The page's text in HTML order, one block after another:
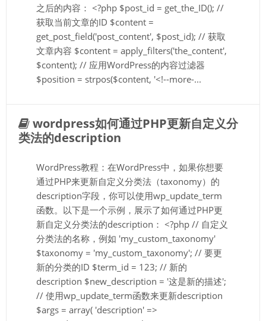
之后的内容： <?php $post_id = get_the_ID(); //
获取当前文章的ID $content =
get_post_field('post_content', $post_id); // 获取
文章内容 $content = apply_filters('the_content',
$content); // 应用WordPress的内容过滤器
$position = strpos($content, '<!--more-...
wordpress如何通过PHP更新自定义分
类法的description
WordPress教程：在WordPress中，如果你想要
通过PHP来更新自定义分类法（taxonomy）的
description字段，你可以使用wp_update_term
函数。以下是一个示例，展示了如何通过PHP更
新自定义分类法的description： <?php // 自定义
分类法的名称，例如 'my_custom_taxonomy'
$taxonomy = 'my_custom_taxonomy'; // 要更
新的分类的ID $term_id = 123; // 新的
description $new_description = '这是新的描述';
// 使用wp_update_term函数来更新description
$args = array( 'description' =>